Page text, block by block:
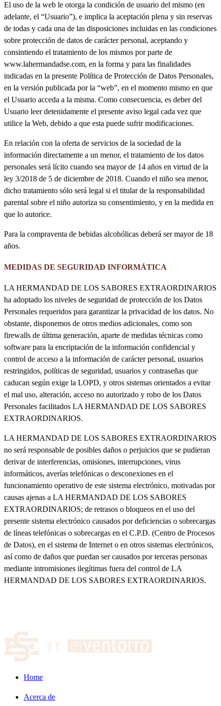
El uso de la web le otorga la condición de usuario del mismo (en
adelante, el “Usuario”), e implica la aceptación plena y sin reservas
de todas y cada una de las disposiciones incluidas en las condiciones
sobre protección de datos de carácter personal, aceptando y
consintiendo el tratamiento de los mismos por parte de
www.lahermandadse.com, en la forma y para las finalidades
indicadas en la presente Política de Protección de Datos Personales,
en la versión publicada por la “web”, en el momento mismo en que
el Usuario acceda a la misma. Como consecuencia, es deber del
Usuario leer detenidamente el presente aviso legal cada vez que
utilice la Web, debido a que esta puede sufrir modificaciones.
En relación con la oferta de servicios de la sociedad de la
información directamente a un menor, el tratamiento de los datos
personales será lícito cuando sea mayor de 14 años en virtud de la
ley 3/2018 de 5 de diciembre de 2018. Cuando el niño sea menor,
dicho tratamiento sólo será legal si el titular de la responsabilidad
parental sobre el niño autoriza su consentimiento, y en la medida en
que lo autorice.
Para la compraventa de bebidas alcohólicas deberá ser mayor de 18
años.
MEDIDAS DE SEGURIDAD INFORMÁTICA
LA HERMANDAD DE LOS SABORES EXTRAORDINARIOS
ha adoptado los niveles de seguridad de protección de los Datos
Personales requeridos para garantizar la privacidad de los datos. No
obstante, disponemos de otros medios adicionales, como son
firewalls de última generación, aparte de medidas técnicas como
software para la encriptación de la información confidencial y
control de acceso a la información de carácter personal, usuarios
restringidos, políticas de seguridad, usuarios y contraseñas que
caducan según exige la LOPD, y otros sistemas orientados a evitar
el mal uso, alteración, acceso no autorizado y robo de los Datos
Personales facilitados LA HERMANDAD DE LOS SABORES
EXTRAORDINARIOS.
LA HERMANDAD DE LOS SABORES EXTRAORDINARIOS
no será responsable de posibles daños o perjuicios que se pudieran
derivar de interferencias, omisiones, interrupciones, virus
informáticos, averías telefónicas o desconexiones en el
funcionamiento operativo de este sistema electrónico, motivadas por
causas ajenas a LA HERMANDAD DE LOS SABORES
EXTRAORDINARIOS; de retrasos o bloqueos en el uso del
presente sistema electrónico causados por deficiencias o sobrecargas
de líneas telefónicas o sobrecargas en el C.P.D. (Centro de Procesos
de Datos), en el sistema de Internet o en otros sistemas electrónicos,
así como de daños que puedan ser causados por terceras personas
mediante intromisiones ilegítimas fuera del control de LA
HERMANDAD DE LOS SABORES EXTRAORDINARIOS.
Home
Acerca de